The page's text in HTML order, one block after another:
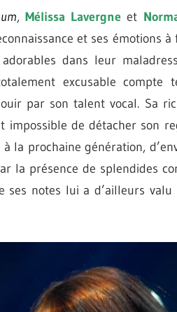
, Mélissa Lavergne et
et ses émotions
dans leur
excusable compte
par son talent vocal. Sa
impossible de détacher son
la prochaine génération,
la présence de splendides
ses notes lui a d’ailleurs